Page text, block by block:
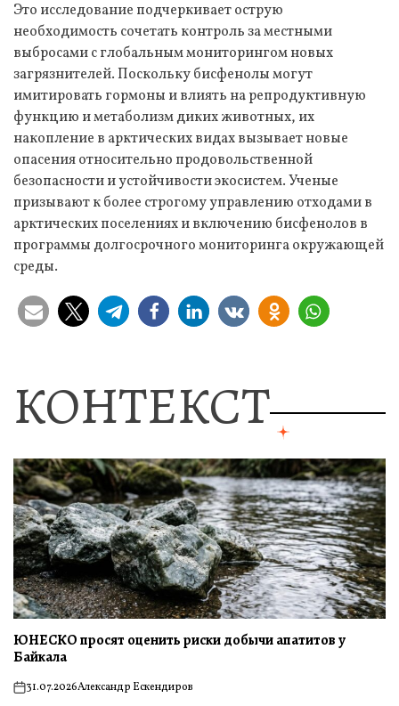
Это исследование подчеркивает острую
необходимость сочетать контроль за местными
выбросами с глобальным мониторингом новых
загрязнителей. Поскольку бисфенолы могут
имитировать гормоны и влиять на репродуктивную
функцию и метаболизм диких животных, их
накопление в арктических видах вызывает новые
опасения относительно продовольственной
безопасности и устойчивости экосистем. Ученые
призывают к более строгому управлению отходами в
арктических поселениях и включению бисфенолов в
программы долгосрочного мониторинга окружающей
среды.
КОНТЕКСТ
ЮНЕСКО просят оценить риски добычи апатитов у
Байкала
on31.07.2026Александр Ескендиров